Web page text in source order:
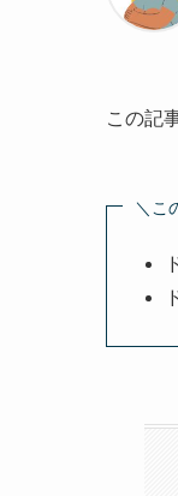
この記
＼こ